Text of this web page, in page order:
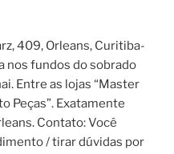
409, Orleans, Curitiba-
nos fundos do sobrado
Entre as lojas “Master
Peças”. Exatamente
Contato: Você
/ tirar dúvidas por